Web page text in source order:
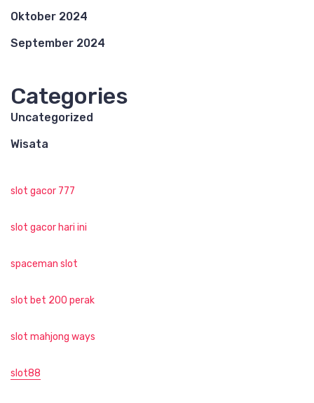
Oktober 2024
September 2024
Categories
Uncategorized
Wisata
slot gacor 777
slot gacor hari ini
spaceman slot
slot bet 200 perak
slot mahjong ways
slot88